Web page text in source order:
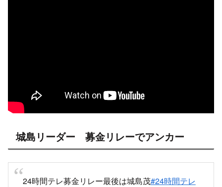
城島リーダー 募金リレーでアンカー
24時間テレ募金リレー最後は城島茂#24時間テレ